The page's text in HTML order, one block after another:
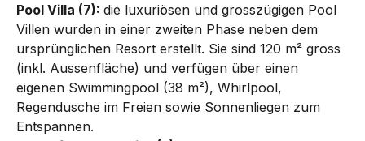
Pool Villa (7): die luxuriösen und grosszügigen Pool
Villen wurden in einer zweiten Phase neben dem
ursprünglichen Resort erstellt. Sie sind 120 m² gross
(inkl. Aussenfläche) und verfügen über einen
eigenen Swimming­pool (38 m²), Whirlpool,
Regendusche im Frei­en sowie Sonnenlie­gen zum
Ent­spannen.